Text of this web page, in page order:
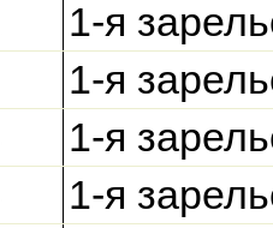
1-я
1-я
1-я
1-я